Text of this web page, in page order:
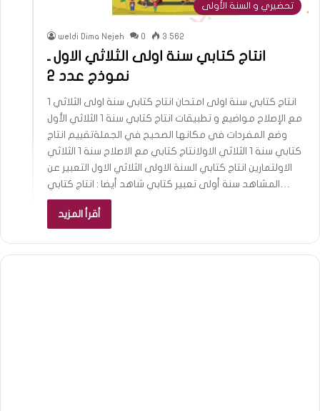
تحضيري و السنة الأولى
weldi Dima Nejeh 0 3 562
انتاج كتابي سنة اولى الثلاثي الاول ـ
نموذج عدد 2
انتاج كتابي سنة اولى امتحان انتاج كتابي سنة اولى الثلاثي 1
مع الإصلاح مواضيع و تطبيقات انتاج كتابي سنة 1 الثلاثي الأول
وضع المفردات في مكانها الصحيح في الجملةتقييم انتاج
كتابي سنة 1 الثلاثي الاولانتاج كتابي مع الاصلاح سنة 1 الثلاثي
الاولتمارين انتاج كتابي السنة الاولى الثلاثي الاول التعبير عن
المشاهد سنة أولى تعبير كتابي شاهد أيضا : انتاج كتابي…
أقرأ المزيد